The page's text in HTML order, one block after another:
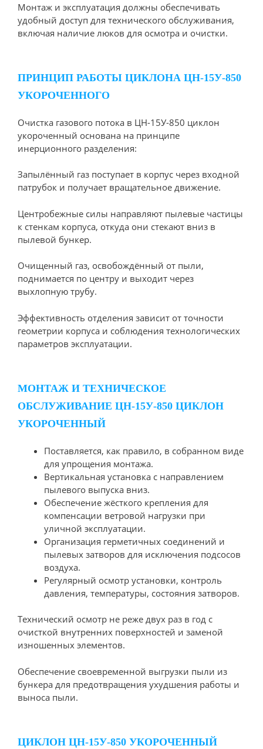
Монтаж и эксплуатация должны обеспечивать
удобный доступ для технического обслуживания,
включая наличие люков для осмотра и очистки.
ПРИНЦИП РАБОТЫ ЦИКЛОНА ЦН-15У-850
УКОРОЧЕННОГО
Очистка газового потока в ЦН-15У-850 циклон
укороченный основана на принципе
инерционного разделения:
Запылённый газ поступает в корпус через входной
патрубок и получает вращательное движение.
Центробежные силы направляют пылевые частицы
к стенкам корпуса, откуда они стекают вниз в
пылевой бункер.
Очищенный газ, освобождённый от пыли,
поднимается по центру и выходит через
выхлопную трубу.
Эффективность отделения зависит от точности
геометрии корпуса и соблюдения технологических
параметров эксплуатации.
МОНТАЖ И ТЕХНИЧЕСКОЕ
ОБСЛУЖИВАНИЕ ЦН-15У-850 ЦИКЛОН
УКОРОЧЕННЫЙ
Поставляется, как правило, в собранном виде
для упрощения монтажа.
Вертикальная установка с направлением
пылевого выпуска вниз.
Обеспечение жёсткого крепления для
компенсации ветровой нагрузки при
уличной эксплуатации.
Организация герметичных соединений и
пылевых затворов для исключения подсосов
воздуха.
Регулярный осмотр установки, контроль
давления, температуры, состояния затворов.
Технический осмотр не реже двух раз в год с
очисткой внутренних поверхностей и заменой
изношенных элементов.
Обеспечение своевременной выгрузки пыли из
бункера для предотвращения ухудшения работы и
выноса пыли.
ЦИКЛОН ЦН-15У-850 УКОРОЧЕННЫЙ